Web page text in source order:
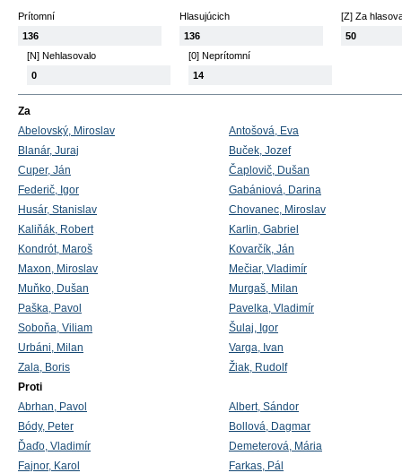
Prítomní
136
Hlasujúcich
136
[Z] Za
50
[N] Nehlasovalo
0
[0] Neprítomní
14
Za
Abelovský, Miroslav
Antošová, Eva
Blanár, Juraj
Buček, Jozef
Cuper, Ján
Čaplovič, Dušan
Federič, Igor
Gabániová, Darina
Husár, Stanislav
Chovanec, Miroslav
Kaliňák, Robert
Karlin, Gabriel
Kondrót, Maroš
Kovarčík, Ján
Maxon, Miroslav
Mečiar, Vladimír
Muňko, Dušan
Murgaš, Milan
Paška, Pavol
Pavelka, Vladimír
Soboňa, Viliam
Šulaj, Igor
Urbáni, Milan
Varga, Ivan
Zala, Boris
Žiak, Rudolf
Proti
Abrhan, Pavol
Albert, Sándor
Bódy, Peter
Bollová, Dagmar
Ďaďo, Vladimír
Demeterová, Mária
Fajnor, Karol
Farkas, Pál